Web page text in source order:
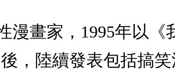
畫家，1995年以《
，陸續發表包括搞